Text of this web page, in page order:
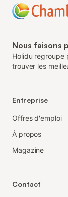
Nous faisons
Holidu regroupe
trouver les
Entreprise
Offres d'emploi
À propos
Magazine
Contact